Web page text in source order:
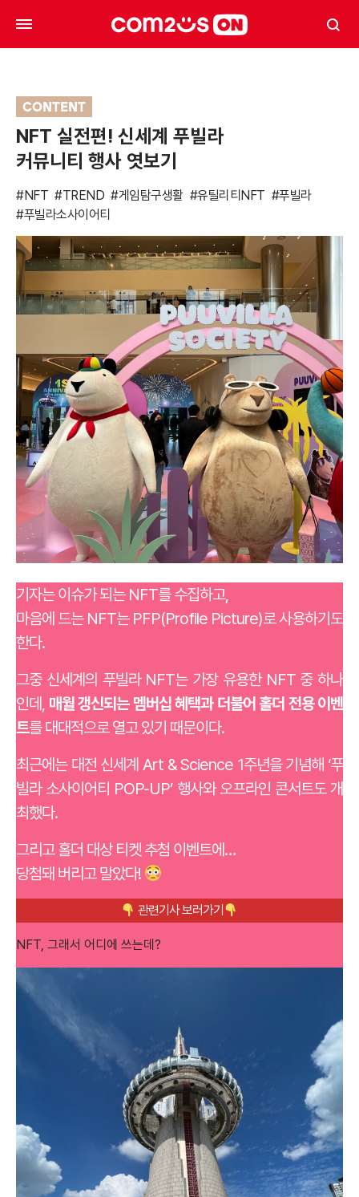
CONTENT
NFT 실전편! 신세계 푸빌라
커뮤니티 행사 엿보기
#NFT #TREND #게임탐구생활 #유틸리티NFT #푸빌라
#푸빌라소사이어티
기자는 이슈가 되는 NFT를 수집하고,
마음에 드는 NFT는 PFP(Profile Picture)로 사용하기도
한다.
그중 신세계의 푸빌라 NFT는 가장 유용한 NFT 중 하나
인데, 매월 갱신되는 멤버십 혜택과 더불어 홀더 전용 이벤
트를 대대적으로 열고 있기 때문이다.
최근에는 대전 신세계 Art & Science 1주년을 기념해 ‘푸
빌라 소사이어티 POP-UP’ 행사와 오프라인 콘서트도 개
최했다.
그리고 홀더 대상 티켓 추첨 이벤트에…
당첨돼 버리고 말았다!
관련기사 보러가기
NFT, 그래서 어디에 쓰는데?